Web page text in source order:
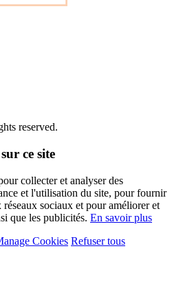
reserved.
ce site
collecter et analyser des
et l'utilisation du site, pour fournir
sociaux et pour améliorer et
que les publicités. En savoir plus
Cookies Refuser tous